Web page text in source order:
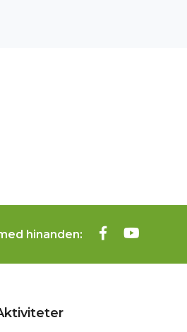
hinanden: